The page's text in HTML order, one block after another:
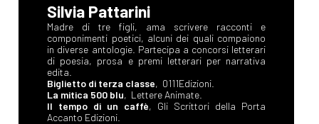
Silvia Pattarini
Madre di tre figli, ama scrivere racconti e
componimenti poetici, alcuni dei quali compaiono
in diverse antologie. Partecipa a concorsi letterari
di poesia, prosa e premi letterari per narrativa
edita.
Biglietto di terza classe, 0111Edizioni.
La mitica 500 blu, Lettere Animate.
Il tempo di un caffè, Gli Scrittori della Porta
Accanto Edizioni.